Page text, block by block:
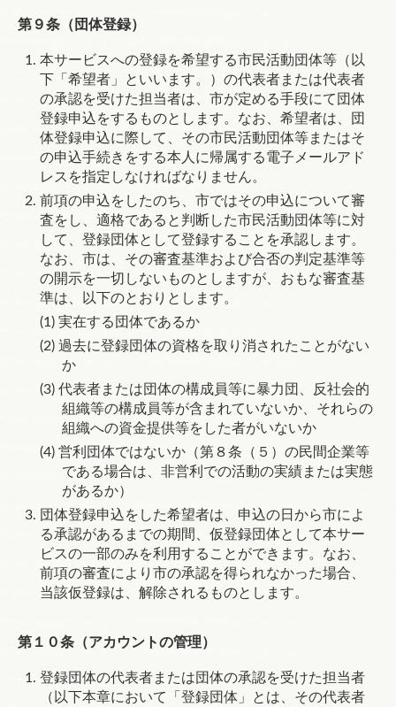
第９条（団体登録）
本サービスへの登録を希望する市民活動団体等（以
下「希望者」といいます。）の代表者または代表者
の承認を受けた担当者は、市が定める手段にて団体
登録申込をするものとします。なお、希望者は、団
体登録申込に際して、その市民活動団体等またはそ
の申込手続きをする本人に帰属する電子メールアド
レスを指定しなければなりません。
前項の申込をしたのち、市ではその申込について審
査をし、適格であると判断した市民活動団体等に対
して、登録団体として登録することを承認します。
なお、市は、その審査基準および合否の判定基準等
の開示を一切しないものとしますが、おもな審査基
準は、以下のとおりとします。
実在する団体であるか
過去に登録団体の資格を取り消されたことがない
か
代表者または団体の構成員等に暴力団、反社会的
組織等の構成員等が含まれていないか、それらの
組織への資金提供等をした者がいないか
営利団体ではないか（第８条 （５）の民間企業等
である場合は、非営利での活動の実績または実態
があるか）
団体登録申込をした希望者は、申込の日から市によ
る承認があるまでの期間、仮登録団体として本サー
ビスの一部のみを利用することができます。なお、
前項の審査により市の承認を得られなかった場合、
当該仮登録は、解除されるものとします。
第１０条（アカウントの管理）
登録団体の代表者または団体の承認を受けた担当者
（以下本章において「登録団体」とは、その代表者